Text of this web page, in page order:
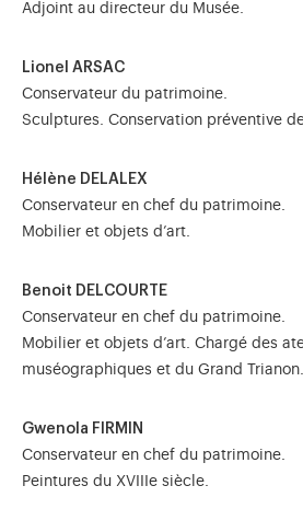
Adjoint au directeur du Musée.
Lionel ARSAC
Conservateur du patrimoine.
Sculptures. Conservation préventive
Hélène DELALEX
Conservateur en chef du patrimoine.
Mobilier et objets d’art.
Benoit DELCOURTE
Conservateur en chef du patrimoine.
Mobilier et objets d’art. Chargé des
muséographiques et du Grand Trianon.
Gwenola FIRMIN
Conservateur en chef du patrimoine.
Peintures du XVIIIe siècle.